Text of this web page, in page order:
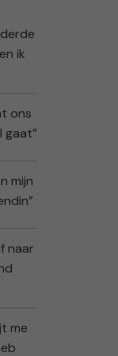
ik
ons
gaat”
mijn
naar
me